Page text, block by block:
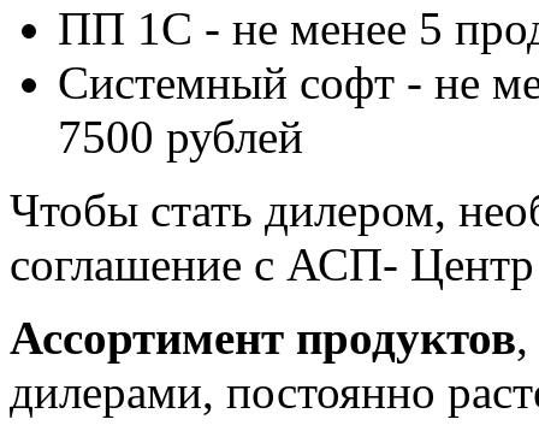
ПП 1С - не менее 5
Системный софт - не
7500 рублей
Чтобы стать дилером,
соглашение с АСП-
Ассортимент продуктов
дилерами, постоянно